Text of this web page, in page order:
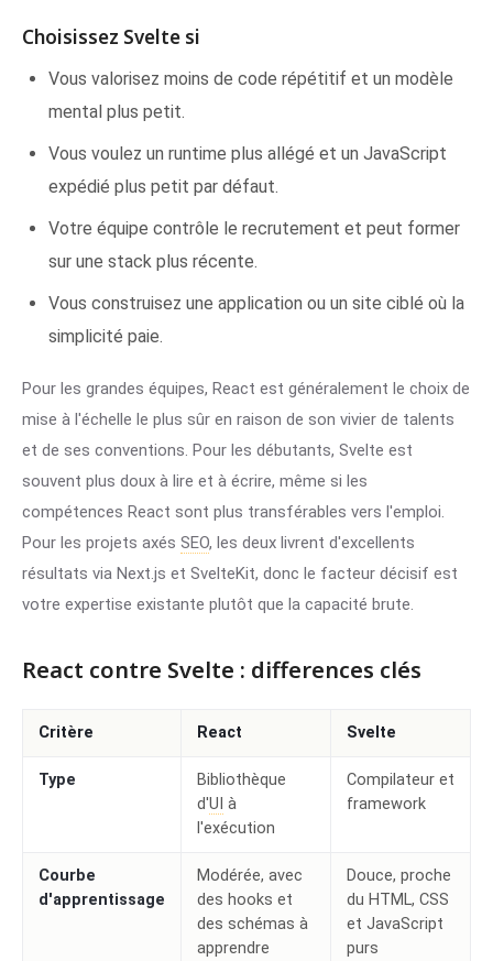
Choisissez Svelte si
Vous valorisez moins de code répétitif et un modèle
mental plus petit.
Vous voulez un runtime plus allégé et un JavaScript
expédié plus petit par défaut.
Votre équipe contrôle le recrutement et peut former
sur une stack plus récente.
Vous construisez une application ou un site ciblé où la
simplicité paie.
Pour les grandes équipes, React est généralement le choix de
mise à l'échelle le plus sûr en raison de son vivier de talents
et de ses conventions. Pour les débutants, Svelte est
souvent plus doux à lire et à écrire, même si les
compétences React sont plus transférables vers l'emploi.
Pour les projets axés SEO, les deux livrent d'excellents
résultats via Next.js et SvelteKit, donc le facteur décisif est
votre expertise existante plutôt que la capacité brute.
React contre Svelte : differences clés
Critère React Svelte
Type
Bibliothèque
d'UI à
l'exécution
Compilateur et
framework
Courbe
d'apprentissage
Modérée, avec
des hooks et
des schémas à
apprendre
Douce, proche
du HTML, CSS
et JavaScript
purs